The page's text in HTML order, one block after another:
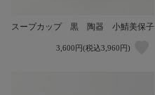
スープカップ 黒 陶器 小鯖美保子
3,600円(税込3,960円)